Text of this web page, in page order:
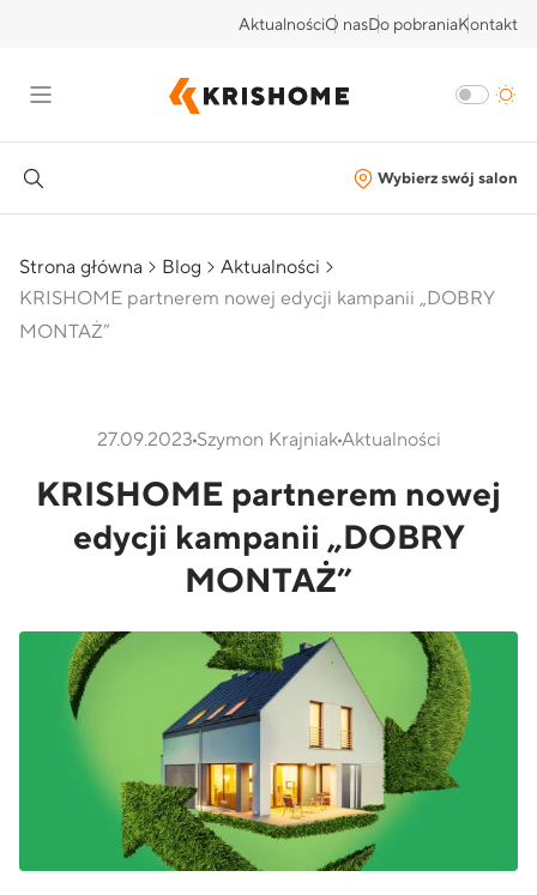
AktualnościO nasDo pobraniaKontakt
Wybierz swój salon
Strona główna Blog
Aktualności
KRISHOME partnerem nowej edycji kampanii „DOBRY
MONTAŻ”
27.09.2023Szymon KrajniakAktualności
KRISHOME partnerem nowej
edycji kampanii „DOBRY
MONTAŻ”